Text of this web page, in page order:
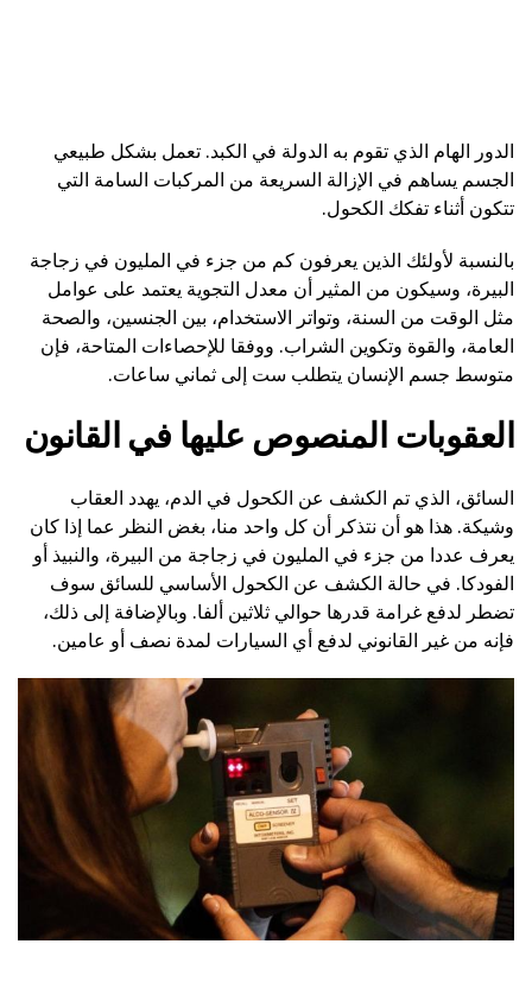
الدور الهام الذي تقوم به الدولة في الكبد. تعمل بشكل طبيعي
الجسم يساهم في الإزالة السريعة من المركبات السامة التي
تتكون أثناء تفكك الكحول.
بالنسبة لأولئك الذين يعرفون كم من جزء في المليون في زجاجة
البيرة، وسيكون من المثير أن معدل التجوية يعتمد على عوامل
مثل الوقت من السنة، وتواتر الاستخدام، بين الجنسين، والصحة
العامة، والقوة وتكوين الشراب. ووفقا للإحصاءات المتاحة، فإن
متوسط جسم الإنسان يتطلب ست إلى ثماني ساعات.
العقوبات المنصوص عليها في القانون
السائق، الذي تم الكشف عن الكحول في الدم، يهدد العقاب
وشيكة. هذا هو أن نتذكر أن كل واحد منا، بغض النظر عما إذا كان
يعرف عددا من جزء في المليون في زجاجة من البيرة، والنبيذ أو
الفودكا. في حالة الكشف عن الكحول الأساسي للسائق سوف
تضطر لدفع غرامة قدرها حوالي ثلاثين ألفا. وبالإضافة إلى ذلك،
فإنه من غير القانوني لدفع أي السيارات لمدة نصف أو عامين.